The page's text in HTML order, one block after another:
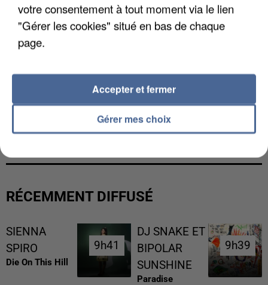
L’UN DES FONDATEURS SUPPOSÉS DE LA DZ
MAFIA INTERPELLÉ EN ALGÉRIE
RÉCEMMENT DIFFUSÉ
SIENNA
SPIRO
Die On This Hill
9h41
9h41
DJ SNAKE ET
BIPOLAR
SUNSHINE
Paradise
9h39
9h39
votre consentement à tout moment via le lien
"Gérer les cookies" situé en bas de chaque
page.
Gérer mes choix
Accepter et fermer